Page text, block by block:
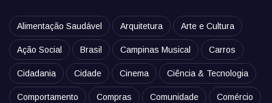
Alimentação Saudável Arquitetura Arte e Cultura
Ação Social Brasil Campinas Musical Carros
Cidadania Cidade Cinema Ciência & Tecnologia
Comportamento Compras Comunidade Comércio